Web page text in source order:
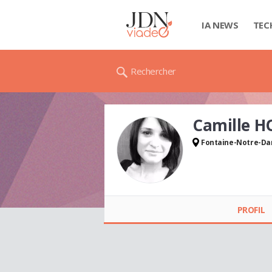
IA NEWS
Rechercher
Camille
Fontaine-Notre-
PROFIL